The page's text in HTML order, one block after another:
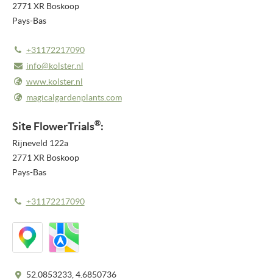
À PROPOS DE NOUS
CONTACT
2771 XR Boskoop
Pays-Bas
+31172217090
info@kolster.nl
www.kolster.nl
magicalgardenplants.com
Site FlowerTrials®:
Rijneveld 122a
2771 XR Boskoop
Pays-Bas
+31172217090
52.0853233, 4.6850736